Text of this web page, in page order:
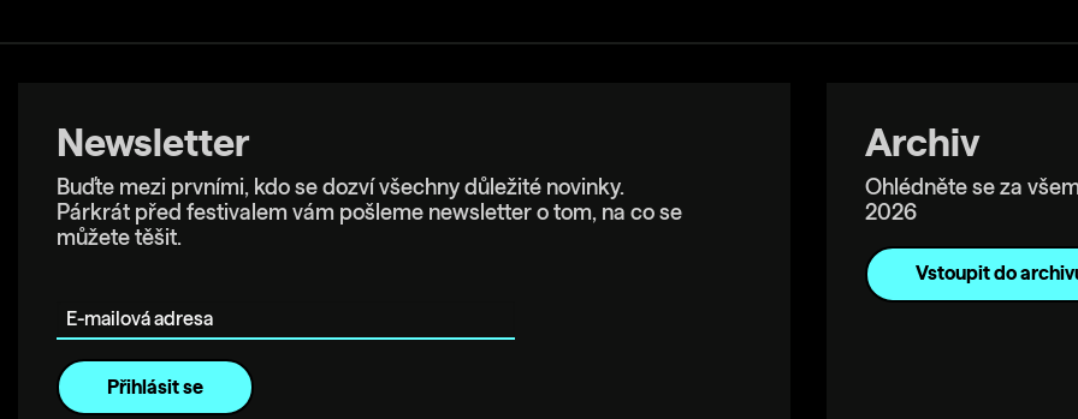
Newsletter
Buďte mezi prvními, kdo se dozví všechny důležité novinky.
Párkrát před festivalem vám pošleme newsletter o tom, na co se
můžete těšit.
Archiv
Ohlédněte se za
2026
Vstoupit do